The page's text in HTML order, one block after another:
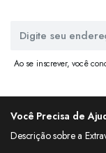
Ao se inscrever, você
Você Precisa de
Descrição sobre a